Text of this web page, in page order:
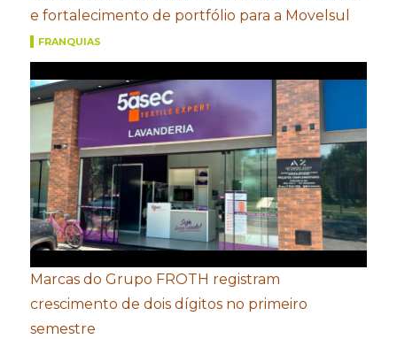
e fortalecimento de portfólio para a Movelsul
FRANQUIAS
Marcas do Grupo FROTH registram
crescimento de dois dígitos no primeiro
semestre